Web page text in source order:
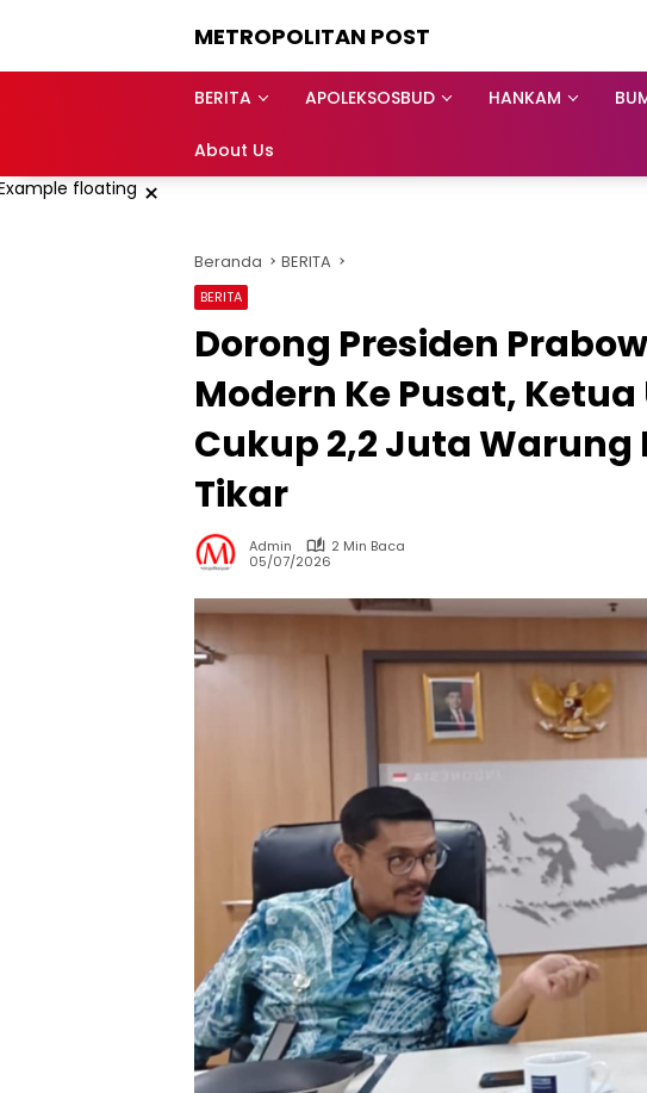
METROPOLITAN POST
BERITA APOLEKSOSBUD HANKAM
About Us
×
Beranda BERITA
BERITA
Dorong Presiden
Modern Ke Pusat,
Cukup 2,2 Juta
Tikar
Admin
2 Min Baca
05/07/2026